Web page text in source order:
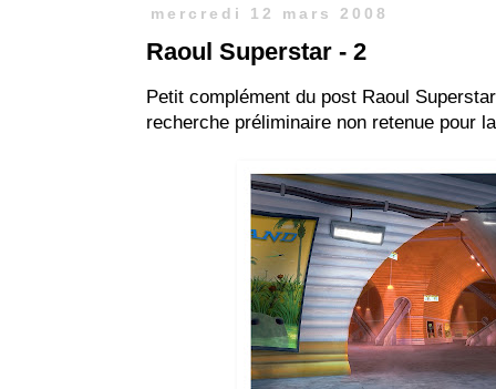
mercredi 12 mars 2008
Raoul Superstar - 2
Petit complément du post Raoul
recherche préliminaire non retenue pour